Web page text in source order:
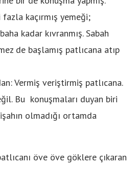
kaçırmış yemeği;
kadar kıvranmış. Sabah
de başlamış patlıcana atıp
Vermiş veriştirmiş patlıcana.
Bu konuşmaları duyan biri
olmadığı ortamda
öve öve göklere çıkaran